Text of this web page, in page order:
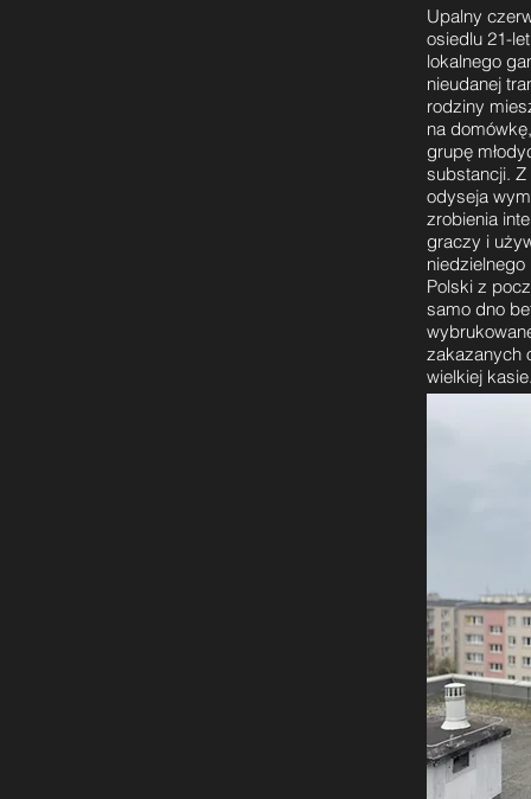
Upalny
osiedlu 21-
lokalnego
nieudanej
rodziny
na
grupę
substancji.
odyseja
zrobienia
graczy i
niedzielnego
Polski z
samo dno
zakazanych
wielkiej